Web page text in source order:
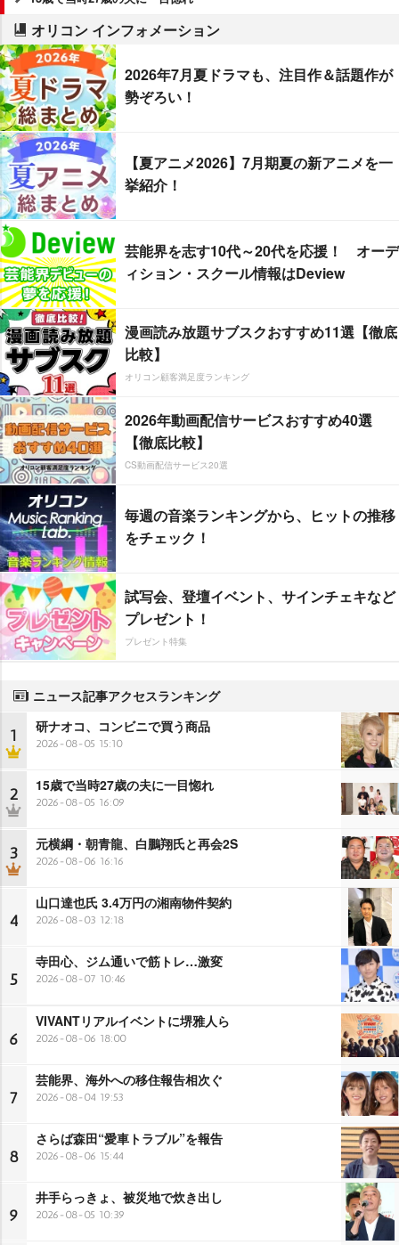
オリコン インフォメーション
2026年7月夏ドラマも、注目作＆話題作が
勢ぞろい！
【夏アニメ2026】7月期夏の新アニメを一
挙紹介！
芸能界を志す10代～20代を応援！ オーデ
ィション・スクール情報はDeview
漫画読み放題サブスクおすすめ11選【徹底
比較】
オリコン顧客満足度ランキング
2026年動画配信サービスおすすめ40選
【徹底比較】
CS動画配信サービス20選
毎週の音楽ランキングから、ヒットの推移
をチェック！
試写会、登壇イベント、サインチェキなど
プレゼント！
プレゼント特集
ニュース記事アクセスランキング
1 研ナオコ、コンビニで買う商品
2026-08-05 15:10
2 15歳で当時27歳の夫に一目惚れ
2026-08-05 16:09
3 元横綱・朝青龍、白鵬翔氏と再会2S
2026-08-06 16:16
4
山口達也氏 3.4万円の湘南物件契約
2026-08-03 12:18
5
寺田心、ジム通いで筋トレ…激変
2026-08-07 10:46
6
VIVANTリアルイベントに堺雅人ら
2026-08-06 18:00
7
芸能界、海外への移住報告相次ぐ
2026-08-04 19:53
8
さらば森田“愛車トラブル”を報告
2026-08-06 15:44
9
井手らっきょ、被災地で炊き出し
2026-08-05 10:39